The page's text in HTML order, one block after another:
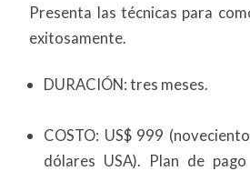
Presenta las técnicas para
exitosamente.
DURACIÓN: tres meses.
COSTO: US$ 999
dólares USA). Plan de